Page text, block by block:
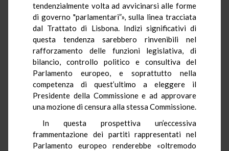
tendenzialmente volta ad avvicinarsi alle forme
di governo "parlamentari”», sulla linea tracciata
dal Trattato di Lisbona. Indizi significativi di
questa tendenza sarebbero rinvenibili nel
rafforzamento delle funzioni legislativa, di
bilancio, controllo politico e consultiva del
Parlamento europeo, e soprattutto nella
competenza di quest’ultimo a eleggere il
Presidente della Commissione e ad approvare
una mozione di censura alla stessa Commissione.
In questa prospettiva un’eccessiva
frammentazione dei partiti rappresentati nel
Parlamento europeo renderebbe «oltremodo